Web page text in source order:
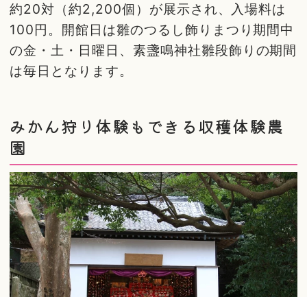
約20対（約2,200個）が展示され、入場料は
100円。開館日は雛のつるし飾りまつり期間中
の金・土・日曜日、素盞鳴神社雛段飾りの期間
は毎日となります。
みかん狩り体験もできる収穫体験農
園